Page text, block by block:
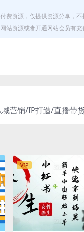
费资源，仅提供资源分享，
站资源或者开通网站会员有
营销/IP打造/直播带
VIP